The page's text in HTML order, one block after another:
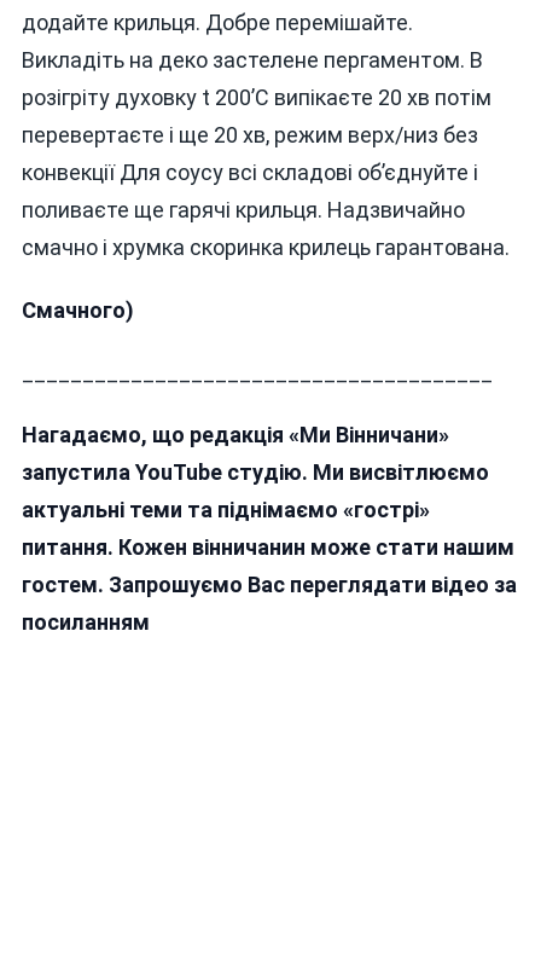
додайте крильця. Добре перемішайте.
Викладіть на деко застелене пергаментом. В
розігріту духовку t 200’С випікаєте 20 хв потім
перевертаєте і ще 20 хв, режим верх/низ без
конвекції Для соусу всі складові обʼєднуйте і
поливаєте ще гарячі крильця. Надзвичайно
смачно і хрумка скоринка крилець гарантована.
Смачного)
Нагадаємо, що редакція «Ми Вінничани»
запустила YouTube студію. Ми висвітлюємо
актуальні теми та піднімаємо «гострі»
питання. Кожен вінничанин може стати нашим
гостем. Запрошуємо Вас переглядати відео за
посиланням